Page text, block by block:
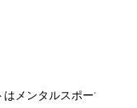
はメンタルスポーツ